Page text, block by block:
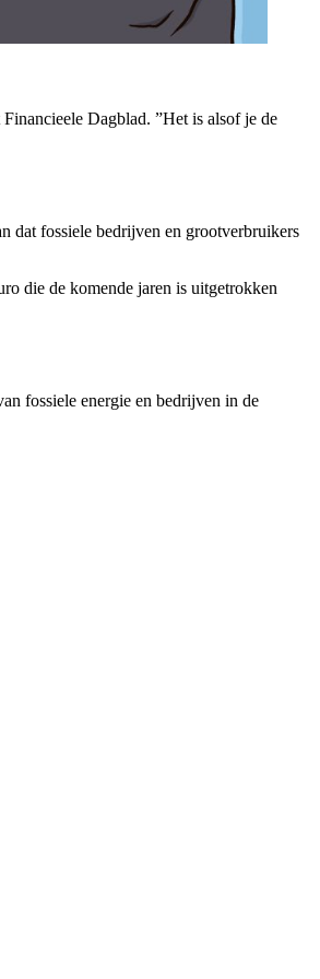
Dagblad. ”Het is alsof je de
dat fossiele bedrijven en grootverbruikers
die de komende jaren is uitgetrokken
fossiele energie en bedrijven in de